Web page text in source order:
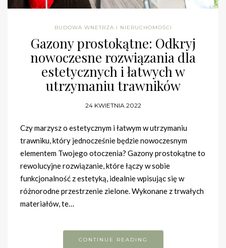
BUDOWA WNETRZA I NIERUCHOMOŚCI
Gazony prostokątne: Odkryj
nowoczesne rozwiązania dla
estetycznych i łatwych w
utrzymaniu trawników
24 KWIETNIA 2022
Czy marzysz o estetycznym i łatwym w utrzymaniu
trawniku, który jednocześnie będzie nowoczesnym
elementem Twojego otoczenia? Gazony prostokątne to
rewolucyjne rozwiązanie, które łączy w sobie
funkcjonalność z estetyką, idealnie wpisując się w
różnorodne przestrzenie zielone. Wykonane z trwałych
materiałów, te…
CONTINUE READING